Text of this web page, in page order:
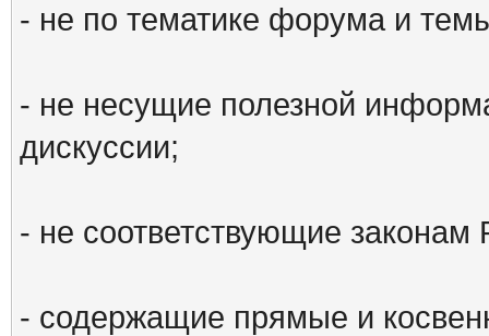
- не по тематике форума и
- не несущие полезной
дискуссии;
- не соответствующие законам
- содержащие прямые и